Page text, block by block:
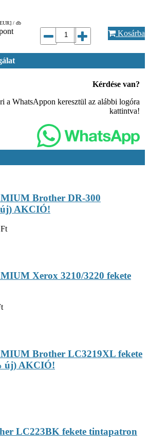
EUR] / db
Kosárba
Kérdése van?
a WhatsAppon keresztül az alábbi logóra
kattintva!
Brother DR-300
új) AKCIÓ!
Ft
Xerox 3210/3220 fekete
Brother LC3219XL fekete
új) AKCIÓ!
LC223BK fekete tintapatron